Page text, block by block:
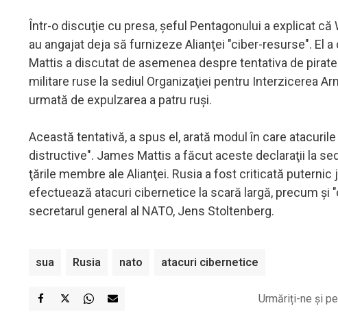
Într-o discuţie cu presa, şeful Pentagonului a explicat
au angajat deja să furnizeze Alianţei "ciber-resurse". El
Mattis a discutat de asemenea despre tentativa de
militare ruse la sediul Organizaţiei pentru Interzicerea
urmată de expulzarea a patru ruşi.
Această tentativă, a spus el, arată modul în care
distructive". James Mattis a făcut aceste declaraţii la
ţările membre ale Alianţei. Rusia a fost criticată puternic
efectuează atacuri cibernetice la scară largă, precum
secretarul general al NATO, Jens Stoltenberg.
sua Rusia nato atacuri cibernetice
Urmăriți-ne și pe